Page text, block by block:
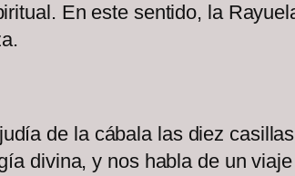
En este sentido, la
de la cábala las diez
divina, y nos habla de un